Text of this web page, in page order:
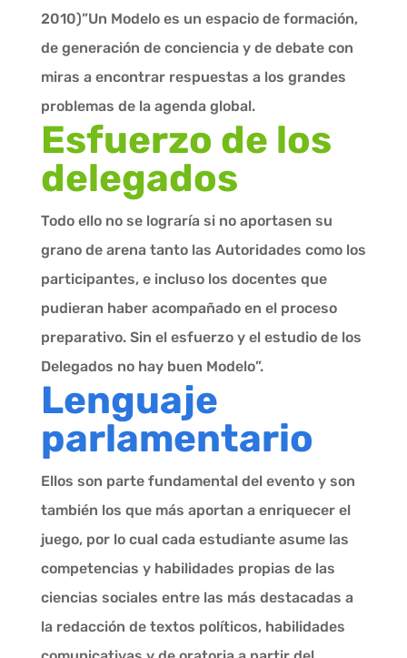
2010)”Un Modelo es un espacio de formación,
de generación de conciencia y de debate con
miras a encontrar respuestas a los grandes
problemas de la agenda global.
Esfuerzo de los
delegados
Todo ello no se lograría si no aportasen su
grano de arena tanto las Autoridades como los
participantes, e incluso los docentes que
pudieran haber acompañado en el proceso
preparativo. Sin el esfuerzo y el estudio de los
Delegados no hay buen Modelo”.
Lenguaje
parlamentario
Ellos son parte fundamental del evento y son
también los que más aportan a enriquecer el
juego, por lo cual cada estudiante asume las
competencias y habilidades propias de las
ciencias sociales entre las más destacadas a
la redacción de textos políticos, habilidades